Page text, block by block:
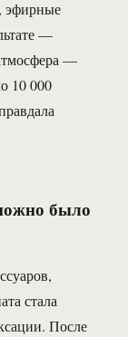
эфирные
—
—
10 000
было
стала
После